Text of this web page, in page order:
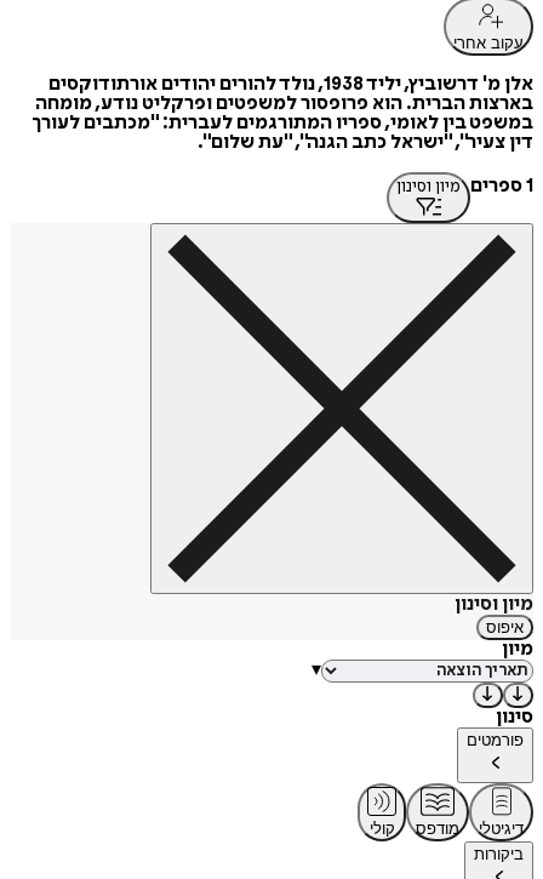
עקוב אחרי
אלן מ' דרשוביץ, יליד 1938, נולד להורים יהודים אורתודוקסים
בארצות הברית. הוא פרופסור למשפטים ופרקליט נודע, מומחה
במשפט בין לאומי, ספריו המתורגמים לעברית: "מכתבים לעורך
דין צעיר", "ישראל כתב הגנה", "עת שלום".
1 ספרים
מיון וסינון
מיון וסינון
איפוס
מיון
▾
סינון
פורמטים
דיגיטלי מודפס
קולי
ביקורות